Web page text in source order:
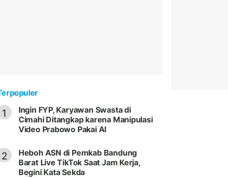
1
Ingin FYP, Karyawan Swasta di
Cimahi Ditangkap karena Manipulasi
Video Prabowo Pakai AI
2
Heboh ASN di Pemkab Bandung
Barat Live TikTok Saat Jam Kerja,
Begini Kata Sekda